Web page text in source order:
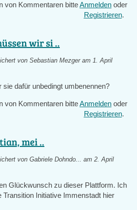
von Kommentaren bitteAnmelden oder
Registrieren.
wir si ..
von Sebastian Mezgeram 1. April
dafür unbedingt umbenennen?
von Kommentaren bitteAnmelden oder
Registrieren.
mei ..
von Gabriele Dohndo... am 2. April
Glückwunsch zu dieser Plattform. Ich
Transition Initiative Immenstadt hier